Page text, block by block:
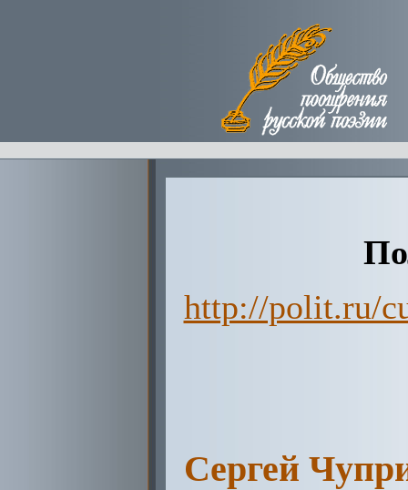
http://polit.ru/
Сергей